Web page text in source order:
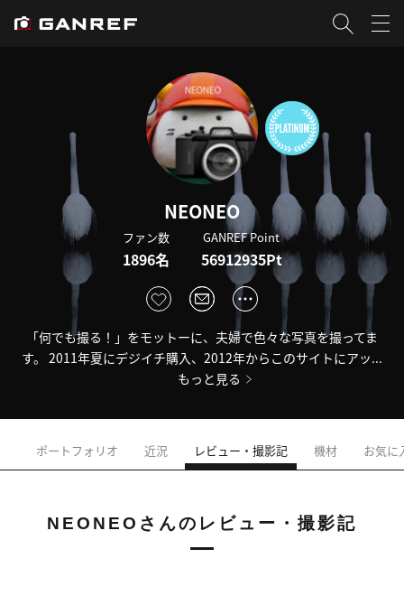
NEONEO
ファン数
1896名
GANREF Point
56912935Pt
「何でも撮る！」をモットーに、夫婦で色々な写真を撮ってま
す。 2011年夏にデジイチ購入、2012年からこのサイトにアッ...
もっと見る
ポートフォリオ 近況 レビュー・撮影記 機材 お気に
NEONEOさんのレビュー・撮影記